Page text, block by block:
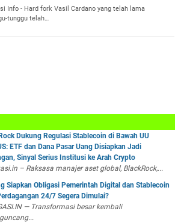
Info - Hard fork Vasil Cardano yang telah lama
tunggu telah…
Dukung Regulasi Stablecoin di Bawah UU
ETF dan Dana Pasar Uang Disiapkan Jadi
Sinyal Serius Institusi ke Arah Crypto
– Raksasa manajer aset global, BlackRock,...
Siapkan Obligasi Pemerintah Digital dan Stablecoin
24/7 Segera Dimulai?
— Transformasi besar kembali